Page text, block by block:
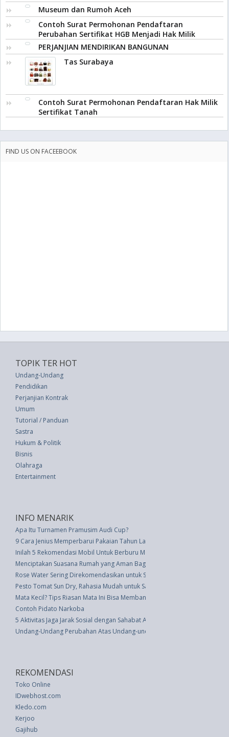
Museum dan Rumoh Aceh
Contoh Surat Permohonan Pendaftaran
Perubahan Sertifikat HGB Menjadi Hak Milik
PERJANJIAN MENDIRIKAN BANGUNAN
Tas Surabaya
Contoh Surat Permohonan Pendaftaran Hak Milik
Sertifikat Tanah
FIND US ON FACEEBOOK
TOPIK TER HOT
Undang-Undang
Pendidikan
Perjanjian Kontrak
Umum
Tutorial / Panduan
Sastra
Hukum & Politik
Bisnis
Olahraga
Entertainment
INFO MENARIK
Apa Itu Turnamen Pramusim Audi Cup?
9 Cara Jenius Memperbarui Pakaian Tahun Lalu
Inilah 5 Rekomendasi Mobil Untuk Berburu Mobil Bekas
Menciptakan Suasana Rumah yang Aman Bagi Tamu Orangtua
Rose Water Sering Direkomendasikan untuk Skincare, Ini Alasannya
Pesto Tomat Sun Dry, Rahasia Mudah untuk Saus & Sandwich Lebih
Mata Kecil? Tips Riasan Mata Ini Bisa Membantu!
Contoh Pidato Narkoba
5 Aktivitas Jaga Jarak Sosial dengan Sahabat Anda
Undang-Undang Perubahan Atas Undang-undang Nomor 15 Tahun 2002
REKOMENDASI
Toko Online
IDwebhost.com
Kledo.com
Kerjoo
Gajihub